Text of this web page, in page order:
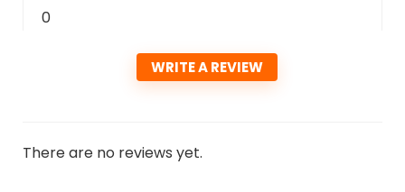
0
WRITE A REVIEW
There are no reviews yet.